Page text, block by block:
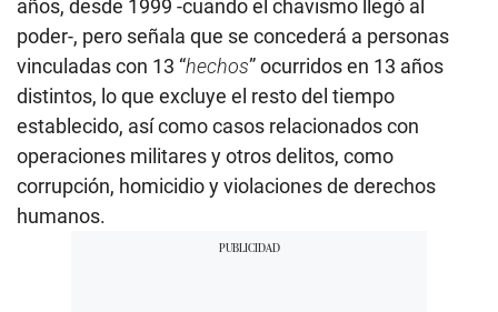
años, desde 1999 -cuando el chavismo llegó al
poder-, pero señala que se concederá a personas
vinculadas con 13 “hechos” ocurridos en 13 años
distintos, lo que excluye el resto del tiempo
establecido, así como casos relacionados con
operaciones militares y otros delitos, como
corrupción, homicidio y violaciones de derechos
humanos.